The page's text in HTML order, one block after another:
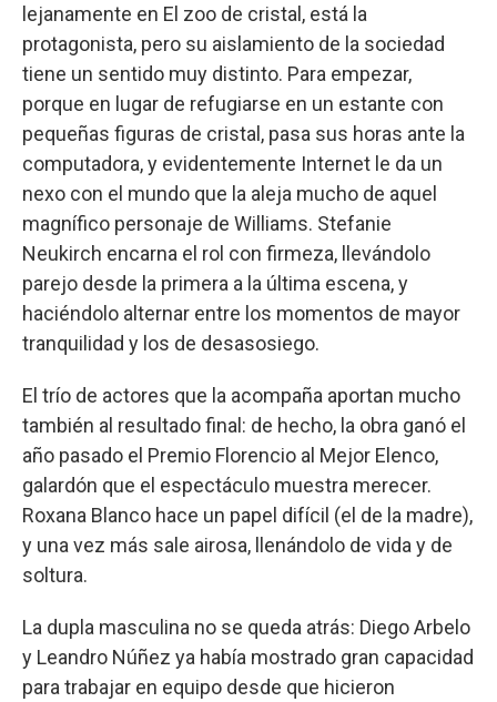
lejanamente en El zoo de cristal, está la
protagonista, pero su aislamiento de la sociedad
tiene un sentido muy distinto. Para empezar,
porque en lugar de refugiarse en un estante con
pequeñas figuras de cristal, pasa sus horas ante la
computadora, y evidentemente Internet le da un
nexo con el mundo que la aleja mucho de aquel
magnífico personaje de Williams. Stefanie
Neukirch encarna el rol con firmeza, llevándolo
parejo desde la primera a la última escena, y
haciéndolo alternar entre los momentos de mayor
tranquilidad y los de desasosiego.
El trío de actores que la acompaña aportan mucho
también al resultado final: de hecho, la obra ganó el
año pasado el Premio Florencio al Mejor Elenco,
galardón que el espectáculo muestra merecer.
Roxana Blanco hace un papel difícil (el de la madre),
y una vez más sale airosa, llenándolo de vida y de
soltura.
La dupla masculina no se queda atrás: Diego Arbelo
y Leandro Núñez ya había mostrado gran capacidad
para trabajar en equipo desde que hicieron